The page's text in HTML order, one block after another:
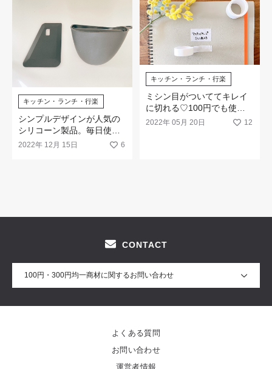
キッチン・ランチ・行楽
シンプルデザインが人気の
シリコーン製品。毎日使っ
てサステナブルな暮らしに
2022年 12月 15日 6
キッチン・ランチ・行楽
ミシン目がついててキレイ
に切れる♡100円でも使い
勝手抜群のマスキングテー
2022年 05月 20日 12
CONTACT
100円・300円均一商材に関するお問い合わせ
よくある質問
お問い合わせ
運営者情報